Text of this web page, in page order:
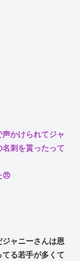
かけられてジャ
刺を貰ったって
😠
ャニーさんは恩
る若手が多くて